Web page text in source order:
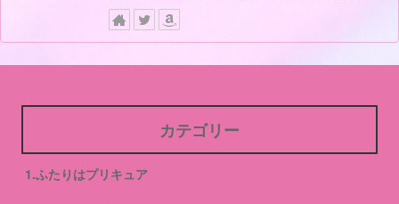
カテゴリー
1.ふたりはプリキュア